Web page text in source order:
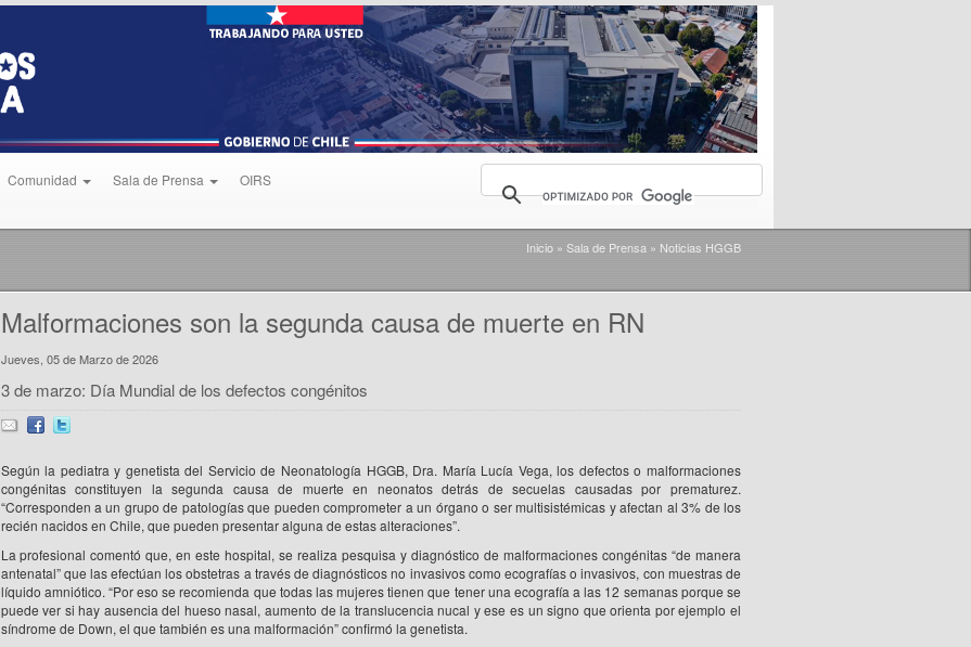
Comunidad Sala de Prensa OIRS
Inicio» Sala de Prensa» Noticias HGGB
Malformaciones son la segunda causa de muerte en RN
Jueves, 05 de Marzo de 2026
3 de marzo: Día Mundial de los defectos congénitos
Según la pediatra y genetista del Servicio de Neonatología HGGB, Dra. María Lucía Vega, los defectos o malformaciones
congénitas constituyen la segunda causa de muerte en neonatos detrás de secuelas causadas por prematurez.
“Corresponden a un grupo de patologías que pueden comprometer a un órgano o ser multisistémicas y afectan al 3% de los
recién nacidos en Chile, que pueden presentar alguna de estas alteraciones”.
La profesional comentó que, en este hospital, se realiza pesquisa y diagnóstico de malformaciones congénitas “de manera
antenatal” que las efectúan los obstetras a través de diagnósticos no invasivos como ecografías o invasivos, con muestras de
líquido amniótico. “Por eso se recomienda que todas las mujeres tienen que tener una ecografía a las 12 semanas porque se
puede ver si hay ausencia del hueso nasal, aumento de la translucencia nucal y ese es un signo que orienta por ejemplo el
síndrome de Down, el que también es una malformación” confirmó la genetista.